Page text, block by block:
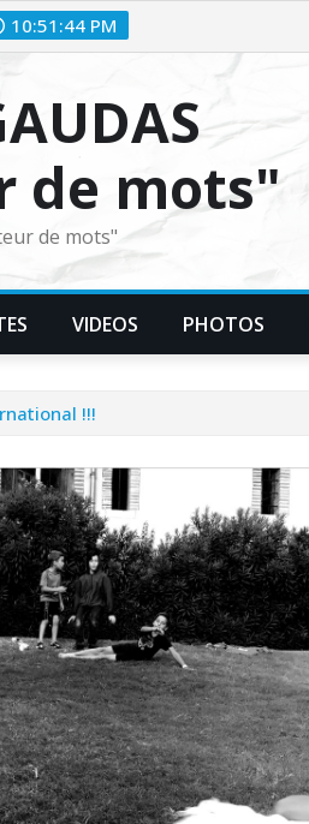
10:51:45 PM
de mots"
de mots"
VIDEOS PHOTOS
!!!